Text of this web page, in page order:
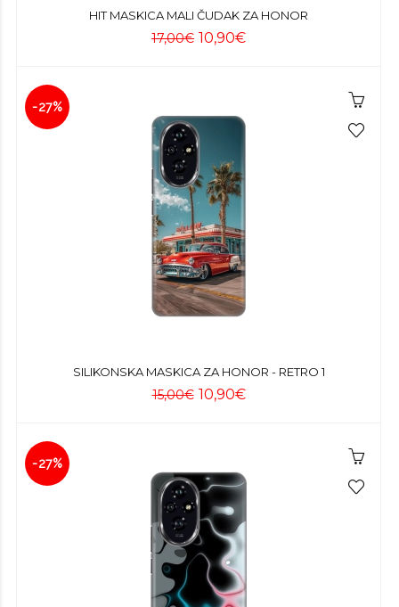
HIT MASKICA MALI ČUDAK ZA HONOR
17,00€ 10,90€
-27%
SILIKONSKA MASKICA ZA HONOR - RETRO 1
15,00€ 10,90€
-27%